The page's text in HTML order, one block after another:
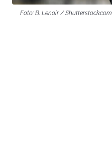
Foto: B. Lenoir / Shutterstock.com